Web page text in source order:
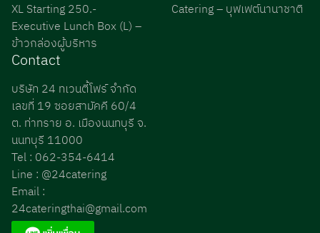
XL Starting 250.-
Executive Lunch Box (L) –
ข้าวกล่องผู้บริหาร
Catering – บุฟเฟต์นานาชาติ
Contact
บริษัท 24 ทเวนตี้โฟร์ จำกัด
เลขที่ 19 ซอยสามัคคี 60/4
ต. ท่าทราย อ. เมืองนนทบุรี จ.
นนทบุรี 11000
Tel : 062-354-6414
Line : @24catering
Email :
24cateringthai@gmail.com